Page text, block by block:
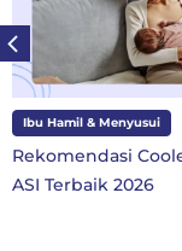
Ibu Hamil & Menyusui
Rekomendasi
ASI Terbaik 2026